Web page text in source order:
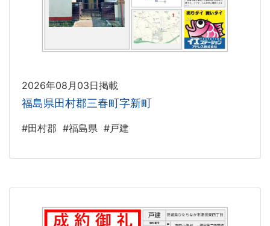
2026年08月03日掲載
福島県田村郡三春町字新町
#田村郡 #福島県 #戸建